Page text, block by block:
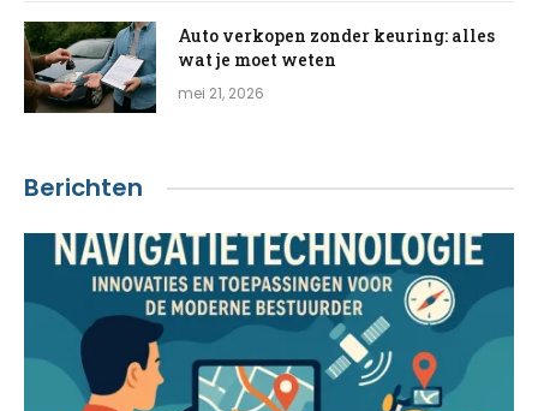
Auto verkopen zonder keuring: alles
wat je moet weten
mei 21, 2026
Berichten